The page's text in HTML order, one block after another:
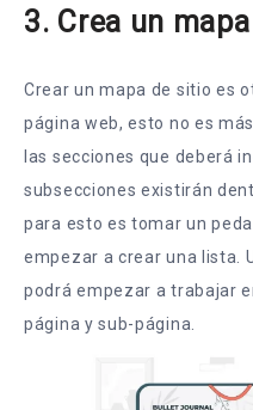
3. Crea un
Crear un mapa de sitio es
página web, esto no es
las secciones que deberá
subsecciones existirán
para esto es tomar un
empezar a crear una lista.
podrá empezar a trabajar
página y sub-página.